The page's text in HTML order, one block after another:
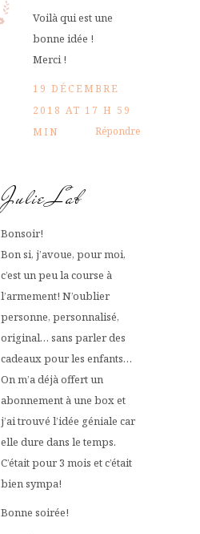
Voilà qui est une
bonne idée !
Merci !
19 DÉCEMBRE
2018 AT 17 H 59
MIN
Répondre
Julie Lab
Bonsoir!
Bon si, j’avoue, pour moi,
c’est un peu la course à
l’armement! N’oublier
personne, personnalisé,
original… sans parler des
cadeaux pour les enfants…
On m’a déjà offert un
abonnement à une box et
j’ai trouvé l’idée géniale car
elle dure dans le temps.
C’était pour 3 mois et c’était
bien sympa!
Bonne soirée!